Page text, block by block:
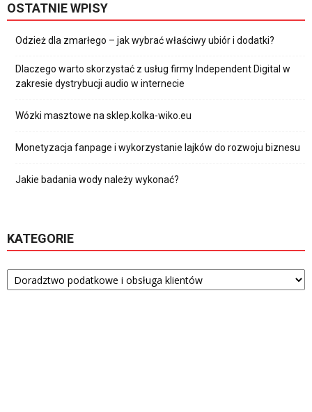
OSTATNIE WPISY
Odzież dla zmarłego – jak wybrać właściwy ubiór i dodatki?
Dlaczego warto skorzystać z usług firmy Independent Digital w
zakresie dystrybucji audio w internecie
Wózki masztowe na sklep.kolka-wiko.eu
Monetyzacja fanpage i wykorzystanie lajków do rozwoju biznesu
Jakie badania wody należy wykonać?
KATEGORIE
Kategorie